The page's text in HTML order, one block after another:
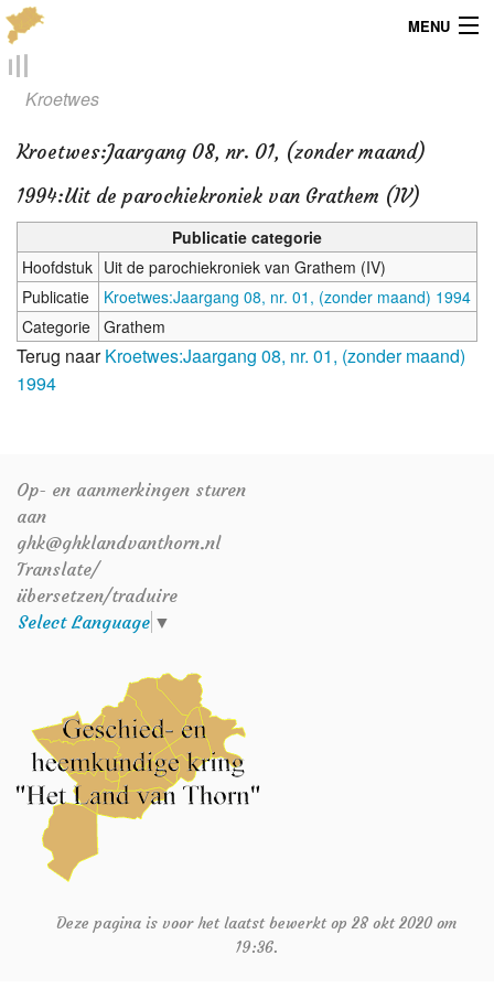
MENU
Menu
Locaties
Kaarten
Overig
Verenigingsinfo
Kroetwes
Kroetwes:Jaargang 08, nr. 01, (zonder maand)
1994:Uit de parochiekroniek van Grathem (IV)
Publicatie categorie
Hoofdstuk Uit de parochiekroniek van Grathem (IV)
Publicatie
Kroetwes:Jaargang 08, nr. 01, (zonder maand) 1994
Categorie
Grathem
Terug naarKroetwes:Jaargang 08, nr. 01, (zonder maand)
1994
Op- en aanmerkingen sturen
aan
ghk@ghklandvanthorn.nl
Translate/
übersetzen/traduire
Select Language ▼
Deze pagina is voor het laatst bewerkt op 28 okt 2020 om
19:36.